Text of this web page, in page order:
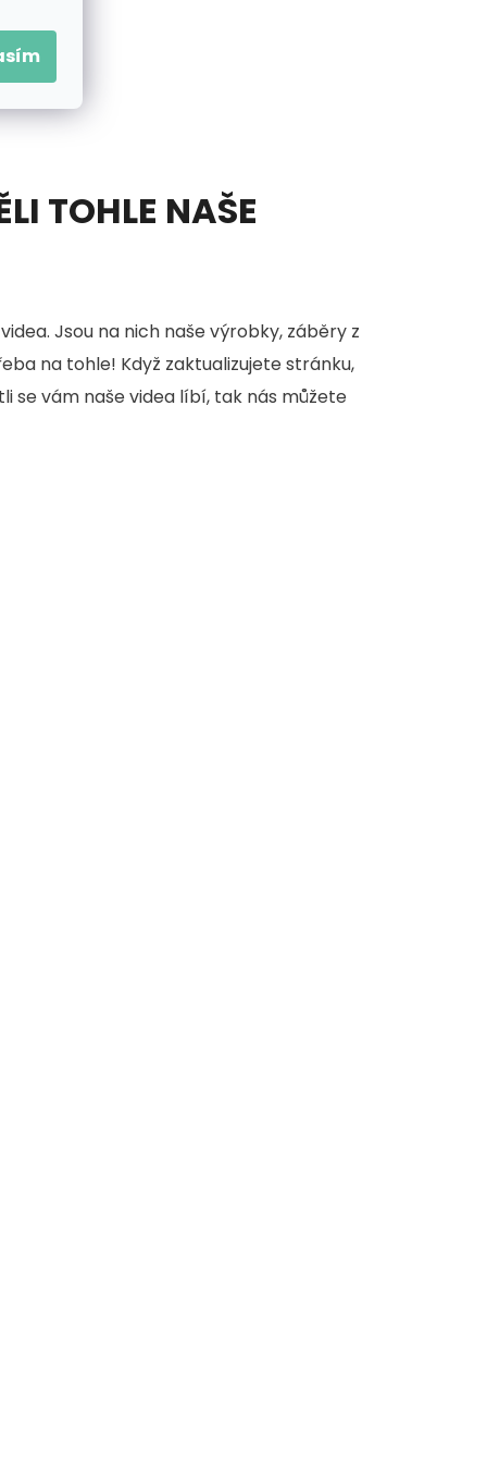
TOHLE NAŠE
Jsou na nich naše výrobky, záběry z
na tohle! Když zaktualizujete stránku,
se vám naše videa líbí, tak nás můžete